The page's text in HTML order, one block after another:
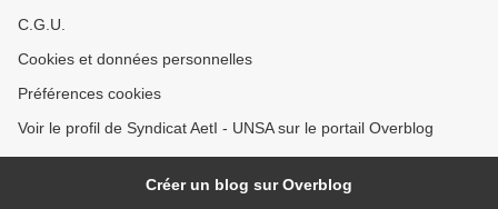
C.G.U.
Cookies et données personnelles
Préférences cookies
Voir le profil de Syndicat AetI - UNSA sur le portail Overblog
Créer un blog sur Overblog